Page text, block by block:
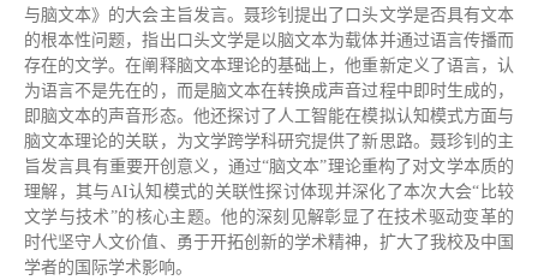
与脑文本》的大会主旨发言。聂珍钊提出了口头文学是否具有文本
的根本性问题，指出口头文学是以脑文本为载体并通过语言传播而
存在的文学。在阐释脑文本理论的基础上，他重新定义了语言，认
为语言不是先在的，而是脑文本在转换成声音过程中即时生成的，
即脑文本的声音形态。他还探讨了人工智能在模拟认知模式方面与
脑文本理论的关联，为文学跨学科研究提供了新思路。聂珍钊的主
旨发言具有重要开创意义，通过“脑文本”理论重构了对文学本质的
理解，其与AI认知模式的关联性探讨体现并深化了本次大会“比较
文学与技术”的核心主题。他的深刻见解彰显了在技术驱动变革的
时代坚守人文价值、勇于开拓创新的学术精神，扩大了我校及中国
学者的国际学术影响。